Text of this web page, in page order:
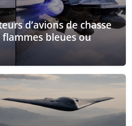
d’avions de chasse
bleues ou